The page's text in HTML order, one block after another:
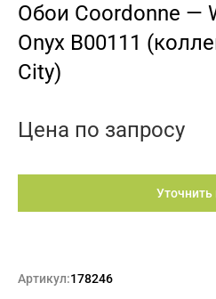
Обои Coordonne —
Onyx B00111
City)
Цена по запросу
Уточнить
Артикул:178246